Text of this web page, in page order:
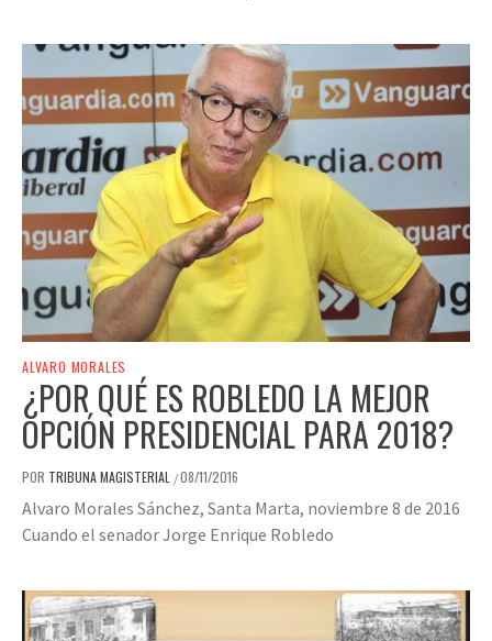
ALVARO MORALES
¿POR QUÉ ES ROBLEDO LA MEJOR
OPCIÓN PRESIDENCIAL PARA 2018?
POR TRIBUNA MAGISTERIAL /08/11/2016
Alvaro Morales Sánchez, Santa Marta, noviembre 8 de 2016
Cuando el senador Jorge Enrique Robledo